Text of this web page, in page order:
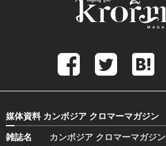
媒体資料 カンボジア クロマーマガジン
雑誌名
カンボジア クロマーマガジン